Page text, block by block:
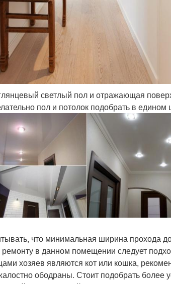
светлый пол и отражающая
пол и потолок подобрать в
что минимальная ширина прохода
в данном помещении следует
хозяев являются кот или кошка,
ободраны. Стоит подобрать более